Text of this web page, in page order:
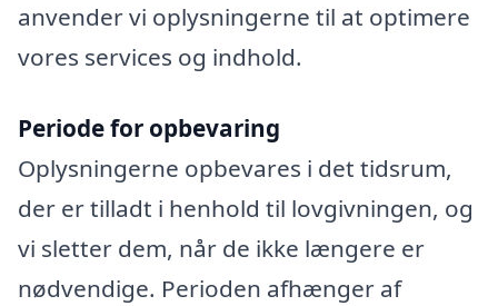
anvender vi oplysningerne til at optimere
vores services og indhold.
Periode for opbevaring
Oplysningerne opbevares i det tidsrum,
der er tilladt i henhold til lovgivningen, og
vi sletter dem, når de ikke længere er
nødvendige. Perioden afhænger af